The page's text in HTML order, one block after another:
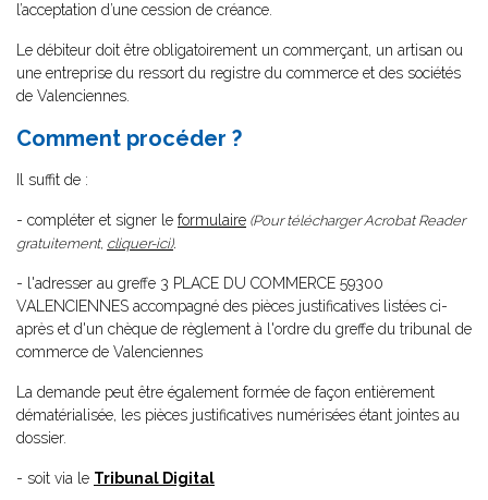
l’acceptation d’une cession de créance.
Le débiteur doit être obligatoirement un commerçant, un artisan ou
une entreprise du ressort du registre du commerce et des sociétés
de Valenciennes.
Comment procéder ?
Il suffit de :
- compléter et signer le formulaire (Pour télécharger Acrobat Reader
gratuitement, cliquer-ici).
- l'adresser au greffe 3 PLACE DU COMMERCE 59300
VALENCIENNES accompagné des pièces justificatives listées ci-
après et d'un chèque de règlement à l'ordre du greffe du tribunal de
commerce de Valenciennes
La demande peut être également formée de façon entièrement
dématérialisée, les pièces justificatives numérisées étant jointes au
dossier.
- soit via le Tribunal Digital